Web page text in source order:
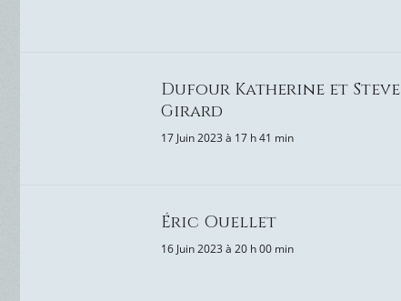
Dufour Katherine et Steve
Girard
17 Juin 2023 à 17 h 41 min
Éric Ouellet
16 Juin 2023 à 20 h 00 min